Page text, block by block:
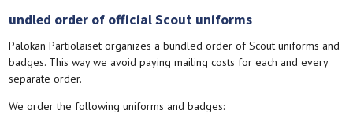
undled order of official Scout uniforms
Palokan Partiolaiset organizes a bundled order of Scout uniforms and
badges. This way we avoid paying mailing costs for each and every
separate order.
We order the following uniforms and badges: